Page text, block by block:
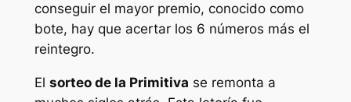
conseguir el mayor premio, conocido como
bote, hay que acertar los 6 números más el
reintegro.
El sorteo de la Primitiva se remonta a